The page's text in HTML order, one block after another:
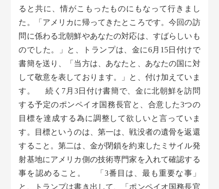
ると共に、情がこもったものにもなって行きまし
た。「アメリカに帰ってきたところです。今回の訪
問に係わる北朝鮮やあなたの対応は、すばらしいも
のでした。」と、トランプは、金に6月15日付けで
書簡を送り、「当方は、あなたと、あなたの国に対
して敬意を表しております。」と、付け加えていま
す。 続く7月3日付け書簡で、金に北朝鮮を訪問
する予定のポンペイオ国務長官と、合意した3つの
目標を達成する為に調整して欲しいと言っていま
す。目標というのは、第一は、戦没者の遺骨を返還
すること。第二は、金が閉鎖を約束したミサイル発
射基地にアメリカ側の技術専門家を入れて確認する
事を認めること。 「3番目は、最も重要な事」
と、トランプは書き出して、「ポンペイオ国務長官